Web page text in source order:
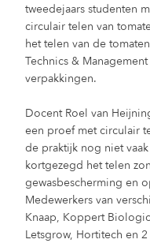
tweedejaars studenten
circulair telen van
het telen van de
Technics &
verpakkingen.
Docent Roel van
een proef met circulair
de praktijk nog niet
kortgezegd het telen
gewasbescherming en
Medewerkers van
Knaap, Koppert
Letsgrow, Hortitech en